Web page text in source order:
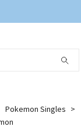
Pokemon Singles